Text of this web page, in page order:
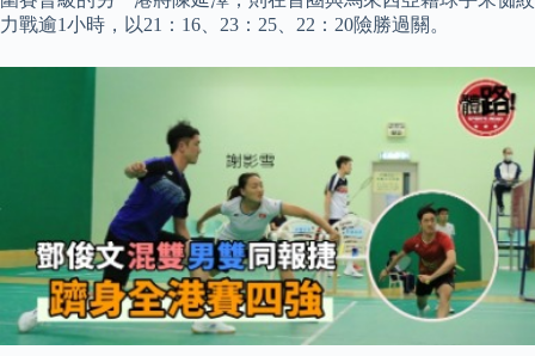
力戰逾1小時，以21：16、23：25、22：20險勝過關。